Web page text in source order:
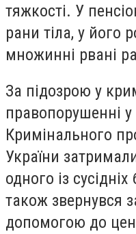
тяжкості. У
рани тіла, у його
множинні рвані
За підозрою у
правопорушенні
Кримінального
України
одного із
також звернувся
допомогою до